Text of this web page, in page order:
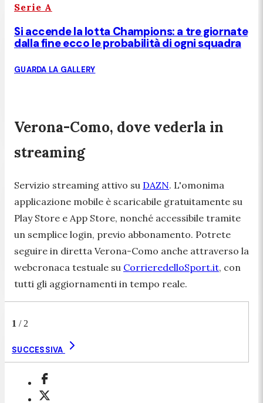
Serie A
Si accende la lotta Champions: a tre giornate
dalla fine ecco le probabilità di ogni squadra
GUARDA LA GALLERY
Verona-Como, dove vederla in
streaming
Servizio streaming attivo su DAZN. L'omonima
applicazione mobile è scaricabile gratuitamente su
Play Store e App Store, nonché accessibile tramite
un semplice login, previo abbonamento. Potrete
seguire in diretta Verona-Como anche attraverso la
webcronaca testuale su CorrieredelloSport.it, con
tutti gli aggiornamenti in tempo reale.
1 / 2
SUCCESSIVA